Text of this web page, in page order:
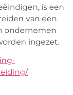
is een
van een
ondernemen
ingezet.